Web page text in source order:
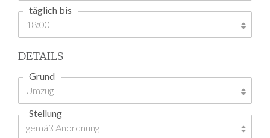
täglich bis
DETAILS
Grund
Stellung